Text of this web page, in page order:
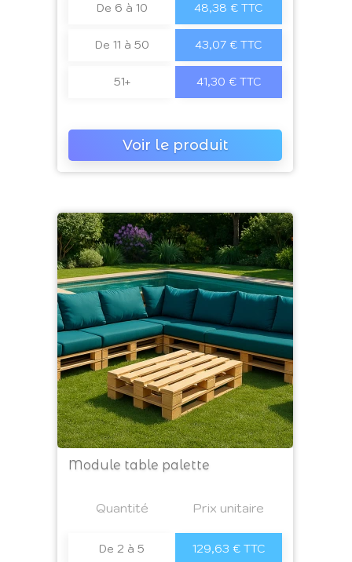
De 6 à 10 48,38 € TTC
De 11 à 50 43,07 € TTC
51+ 41,30 € TTC
Voir le produit
Module table palette
Quantité Prix unitaire
De 2 à 5 129,63 € TTC